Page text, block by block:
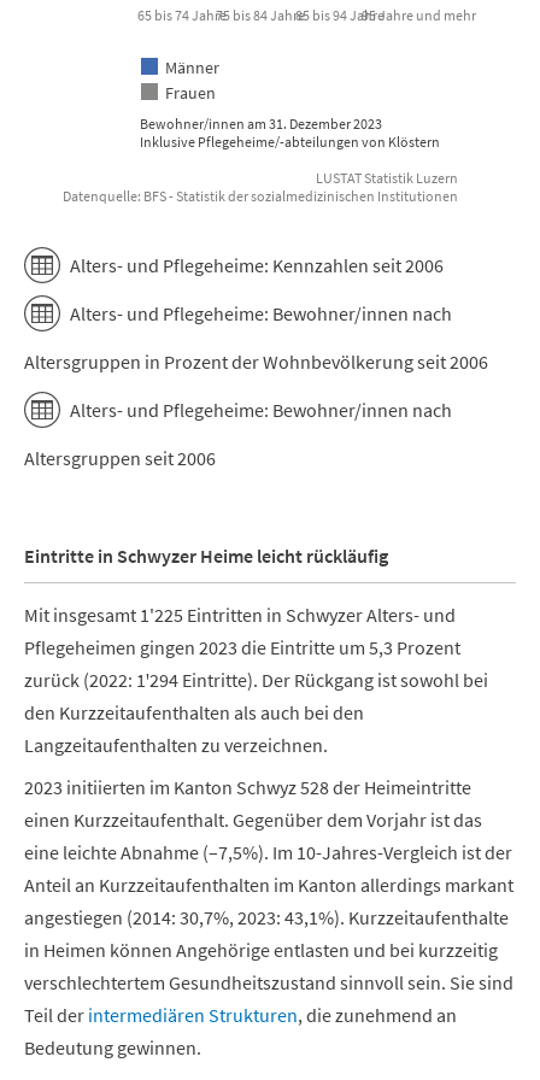
Bewohner/innen am 31. Dezember 2023
Inklusive Pflegeheime/-abteilungen von Klöstern
Männer
Frauen
65 bis 74 Jahre75 bis 84 Jahre85 bis 94 Jahre95 Jahre und mehr
LUSTAT Statistik Luzern
Datenquelle: BFS - Statistik der sozialmedizinischen Institutionen
Alters- und Pflegeheime: Kennzahlen seit 2006
Alters- und Pflegeheime: Bewohner/innen nach
Altersgruppen in Prozent der Wohnbevölkerung seit 2006
Alters- und Pflegeheime: Bewohner/innen nach
Altersgruppen seit 2006
Eintritte in Schwyzer Heime leicht rückläufig
Mit insgesamt 1'225 Eintritten in Schwyzer Alters- und
Pflegeheimen gingen 2023 die Eintritte um 5,3 Prozent
zurück (2022: 1ꞌ294 Eintritte). Der Rückgang ist sowohl bei
den Kurzzeitaufenthalten als auch bei den
Langzeitaufenthalten zu verzeichnen.
2023 initiierten im Kanton Schwyz 528 der Heimeintritte
einen Kurzzeitaufenthalt. Gegenüber dem Vorjahr ist das
eine leichte Abnahme (–7,5%). Im 10-Jahres-Vergleich ist der
Anteil an Kurzzeitaufenthalten im Kanton allerdings markant
angestiegen (2014: 30,7%, 2023: 43,1%). Kurzzeitaufenthalte
in Heimen können Angehörige entlasten und bei kurzzeitig
verschlechtertem Gesundheitszustand sinnvoll sein. Sie sind
Teil der intermediären Strukturen, die zunehmend an
Bedeutung gewinnen.